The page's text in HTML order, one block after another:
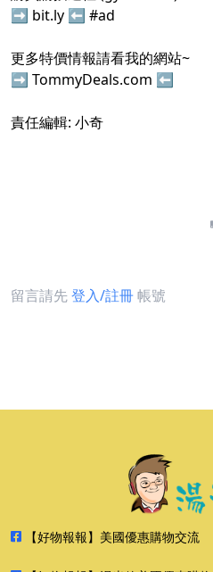
➡ bit.ly ⬅ #ad
更多特價情報請看我的網站~
➡ TommyDeals.com ⬅
責任編輯: 小奇
留言請先登入/註冊帳號
【好物報報】美國優惠購物交流